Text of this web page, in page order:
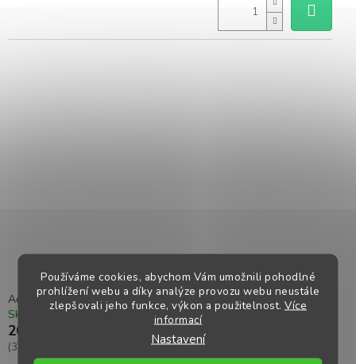
Používáme cookies, abychom Vám umožnili pohodlné
prohlížení webu a díky analýze provozu webu neustále
zlepšovali jeho funkce, výkon a použitelnost. Více
informací
Nastavení
Adaptér s upevňovací maticí LL90, L02
Skladem
Kód: F2809121
262,45 Kč
(317,56 Kč včetně DPH)